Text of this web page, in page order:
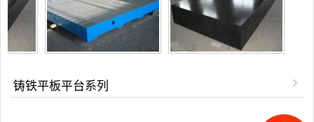
铸铁平板平台系列